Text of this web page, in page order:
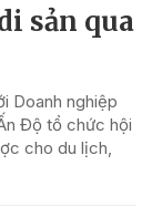
sản qua
Doanh nghiệp
Độ tổ chức hội
cho du lịch,